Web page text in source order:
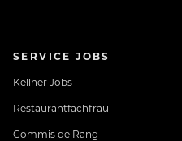
SERVICE JOBS
Kellner Jobs
Restaurantfachfrau
Commis de Rang